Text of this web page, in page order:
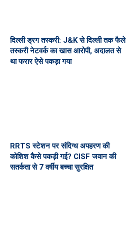
दिल्ली ड्रग तस्करी: J&K से दिल्ली तक फैले
तस्करी नेटवर्क का खास आरोपी, अदालत से
था फरार ऐसे पकड़ा गया
RRTS स्टेशन पर संदिग्ध अपहरण की
कोशिश कैसे पकड़ी गई? CISF जवान की
सतर्कता से 7 वर्षीय बच्चा सुरक्षित